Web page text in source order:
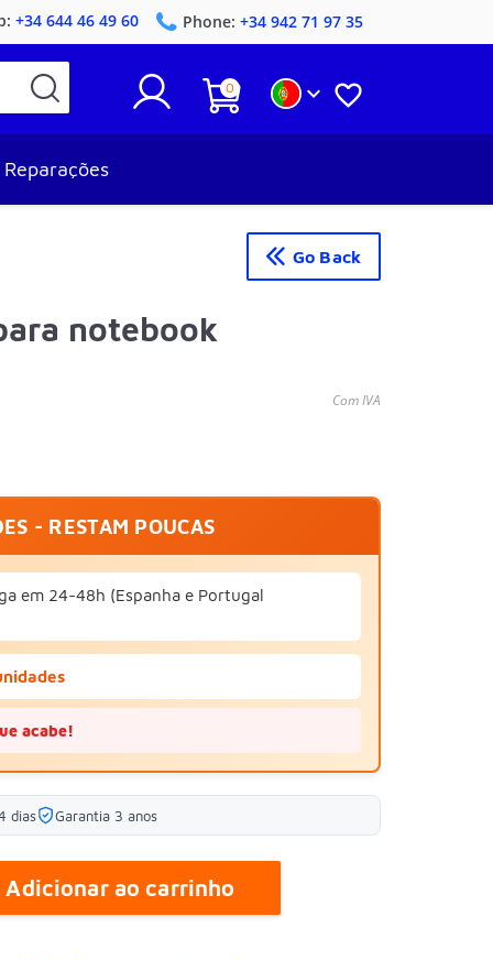
+34 644 46 49 60 Phone: +34 942 71 97 35
0  
Reparações
Go Back
notebook
Com IVA
- RESTAM POUCAS
em 24-48h (Espanha e Portugal
acabe!
dias Garantia 3 anos
Adicionar ao carrinho